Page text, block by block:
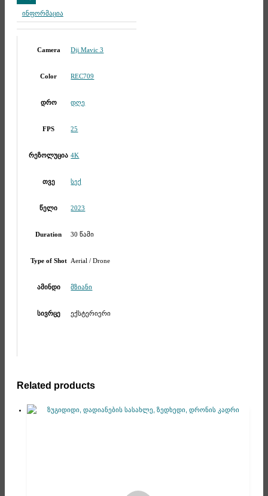
Telegram
ინფორმაცია
Camera Dji Mavic 3
Color REC709
დრო დღე
FPS 25
რეზოლუცია 4K
თვე სექ
წელი 2023
Duration 30 წამი
Type of Shot Aerial / Drone
ამინდი მზიანი
სივრცე ექსტერიერი
Related products